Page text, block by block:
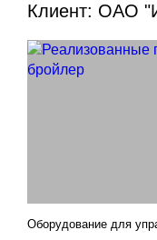
Клиент: ОАО
Оборудование для